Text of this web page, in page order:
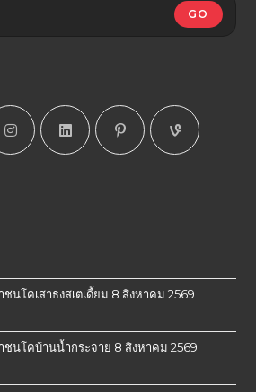
GO
นโคเสาธงสเตเดี้ยม 8 สิงหาคม 2569
นโคบ้านน้ำกระจาย 8 สิงหาคม 2569